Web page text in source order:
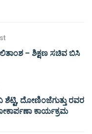
– ಶಿಕ್ಷಣ ಸಚಿವ ಬಿಸಿ
ಶೆಟ್ಟಿ, ದೋಣಿಂಜೆಗುತ್ತು ರವರ
ಕಾರ್ಯಕ್ರಮ